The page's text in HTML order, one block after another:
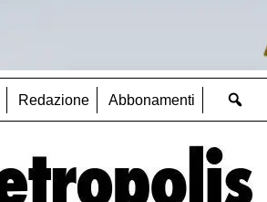
Redazione Abbonamenti